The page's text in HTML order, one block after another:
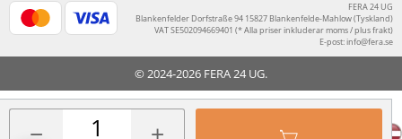
FERA 24 UG
Blankenfelder Dorfstraße 94 15827 Blankenfelde-Mahlow (Tyskland)
VAT SE502094669401 (* Alla priser inkluderar moms / plus frakt)
E-post:info@fera.se
© 2024-2026 FERA 24 UG.
FERA INTERNATIONAL: